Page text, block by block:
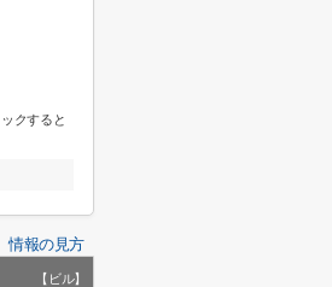
クすると
情報の見方
【ビル】